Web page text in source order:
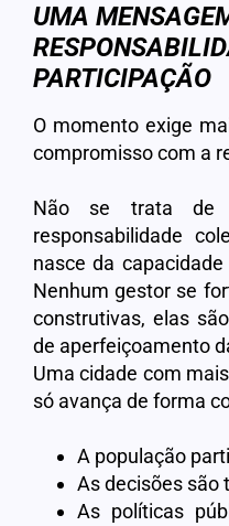
UMA
PARTICIPAÇÃO
O momento exige
compromisso com a
Não se trata de
responsabilidade
nasce da
Nenhum gestor se
construtivas, elas
de aperfeiçoamento
Uma cidade com
só avança de forma
A população
As decisões são
As políticas